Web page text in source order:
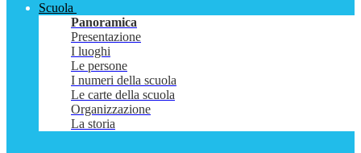
Scuola
Panoramica
Presentazione
I luoghi
Le persone
I numeri della scuola
Le carte della scuola
Organizzazione
La storia